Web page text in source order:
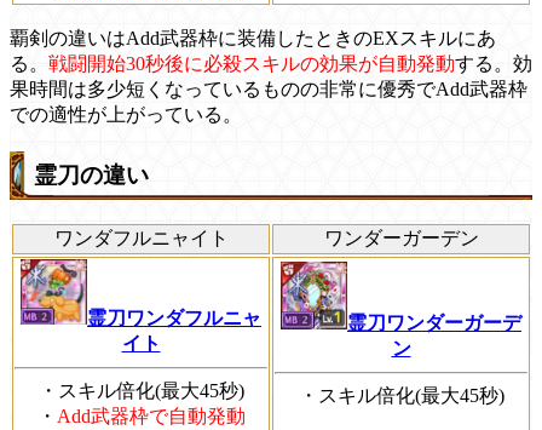
覇剣の違いはAdd武器枠に装備したときのEXスキルにあ
る。 戦闘開始30秒後に必殺スキルの効果が自動発動する。効
果時間は多少短くなっているものの非常に優秀でAdd武器枠
での適性が上がっている。
霊刀の違い
ワンダフルニャイト ワンダーガーデン
霊刀ワンダフルニャ
イト
・スキル倍化(最大45秒)
・ Add武器枠で自動発動
霊刀ワンダーガーデ
ン
・スキル倍化(最大45秒)